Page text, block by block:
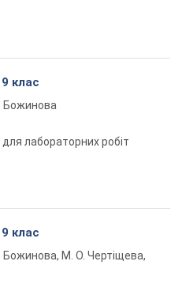
клас
Божинова
Зошит для лабораторних робіт
клас
Божинова, М. О. Чертіщева,